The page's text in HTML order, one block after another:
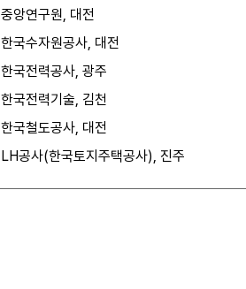
중앙연구원, 대전
한국수자원공사, 대전
한국전력공사, 광주
한국전력기술, 김천
한국철도공사, 대전
LH공사(한국토지주택공사), 진주